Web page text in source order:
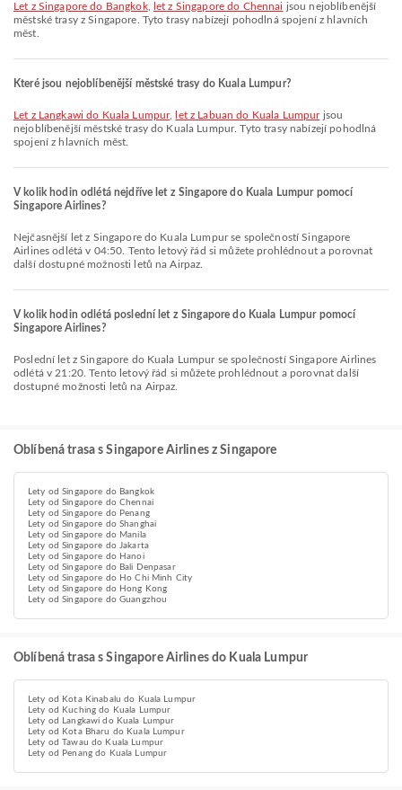
let z Singapore do Bangkok, let z Singapore do Chennai jsou nejoblíbenější
městské trasy z Singapore. Tyto trasy nabízejí pohodlná spojení z hlavních
měst.
Které jsou nejoblíbenější městské trasy do Kuala Lumpur?
let z Langkawi do Kuala Lumpur, let z Labuan do Kuala Lumpurjsou
nejoblíbenější městské trasy do Kuala Lumpur. Tyto trasy nabízejí pohodlná
spojení z hlavních měst.
V kolik hodin odlétá nejdříve let z Singapore do Kuala Lumpur pomocí
Singapore Airlines?
Nejčasnější let z Singapore do Kuala Lumpur se společností Singapore
Airlines odlétá v 04:50. Tento letový řád si můžete prohlédnout a porovnat
další dostupné možnosti letů na Airpaz.
V kolik hodin odlétá poslední let z Singapore do Kuala Lumpur pomocí
Singapore Airlines?
Poslední let z Singapore do Kuala Lumpur se společností Singapore Airlines
odlétá v 21:20. Tento letový řád si můžete prohlédnout a porovnat další
dostupné možnosti letů na Airpaz.
Oblíbená trasa s Singapore Airlines z Singapore
Lety od Singapore do Bangkok
Lety od Singapore do Chennai
Lety od Singapore do Penang
Lety od Singapore do Shanghai
Lety od Singapore do Manila
Lety od Singapore do Jakarta
Lety od Singapore do Hanoi
Lety od Singapore do Bali Denpasar
Lety od Singapore do Ho Chi Minh City
Lety od Singapore do Hong Kong
Lety od Singapore do Guangzhou
Oblíbená trasa s Singapore Airlines do Kuala Lumpur
Lety od Kota Kinabalu do Kuala Lumpur
Lety od Kuching do Kuala Lumpur
Lety od Langkawi do Kuala Lumpur
Lety od Kota Bharu do Kuala Lumpur
Lety od Tawau do Kuala Lumpur
Lety od Penang do Kuala Lumpur